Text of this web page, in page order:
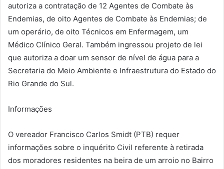
autoriza a contratação de 12 Agentes de Combate às
Endemias, de oito Agentes de Combate às Endemias; de
um operário, de oito Técnicos em Enfermagem, um
Médico Clínico Geral. Também ingressou projeto de lei
que autoriza a doar um sensor de nível de água para a
Secretaria do Meio Ambiente e Infraestrutura do Estado do
Rio Grande do Sul.
Informações
O vereador Francisco Carlos Smidt (PTB) requer
informações sobre o inquérito Civil referente à retirada
dos moradores residentes na beira de um arroio no Bairro